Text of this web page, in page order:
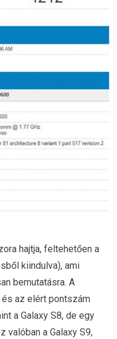
hajtja, feltehetően a
kiindulva), ami
bemutatásra. A
és az elért pontszám
a Galaxy S8, de egy
valóban a Galaxy S9,